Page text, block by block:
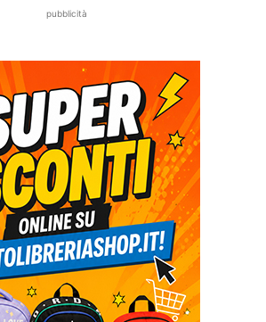
pubblicità